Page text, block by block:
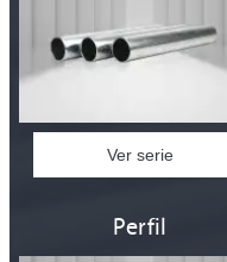
Ver serie
Perfil